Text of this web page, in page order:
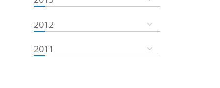
2012
2011